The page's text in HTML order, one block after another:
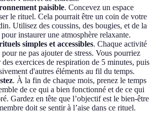
paisible. Concevez un espace
le rituel. Cela pourrait être un coin de votre
Utilisez des coussins, des bougies, et de la
instaurer une atmosphère relaxante.
simples et accessibles. Chaque activité
ne pas ajouter de stress. Vous pourriez
exercices de respiration de 5 minutes, puis
d'autres éléments au fil du temps.
. À la fin de chaque mois, prenez le temps
de ce qui a bien fonctionné et de ce qui
Gardez en tête que l’objectif est le bien-être
doit se sentir à l’aise dans ce rituel.